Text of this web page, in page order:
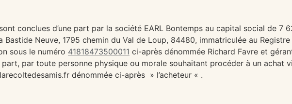
conclues d’une part par la société EARL Bontemps au capital social de 7
Bastide Neuve, 1795 chemin du Val de Loup, 84480, immatriculée au Registre
sous le numéro 41818473500011 ci-après dénommée Richard Favre et
par toute personne physique ou morale souhaitant procéder à un achat
dénommée ci-après » l’acheteur « .